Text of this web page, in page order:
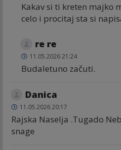
Kakav si ti kreten majko
celo i procitaj sta si
re re
11.05.2026 21:24
Budaletuno začuti.
Danica
11.05.2026 20:17
Rajska Naselja .Tugado
snage